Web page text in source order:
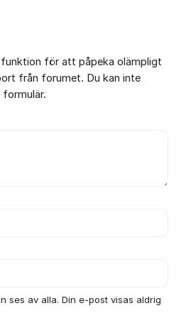
för att påpeka olämpligt
från forumet. Du kan inte
ses av alla. Din e-post visas aldrig